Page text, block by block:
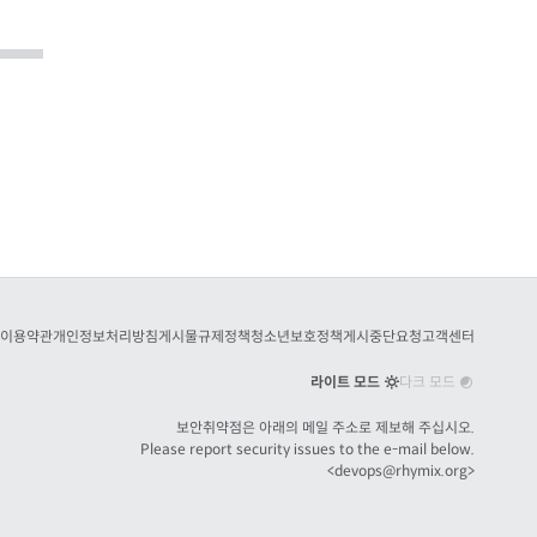
이용약관개인정보처리방침게시물규제정책청소년보호정책게시중단요청고객센터
라이트 모드 다크 모드
보안취약점은 아래의 메일 주소로 제보해 주십시오.
Please report security issues to the e-mail below.
<devops@rhymix.org>